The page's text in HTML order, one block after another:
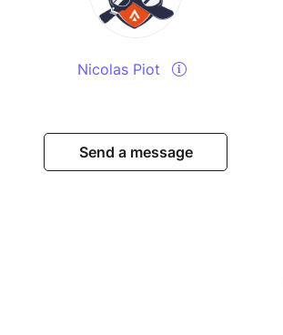
Nicolas Piot
Send a message